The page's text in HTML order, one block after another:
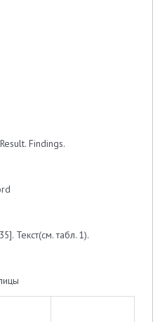
Findings.
Текст(см. табл. 1).